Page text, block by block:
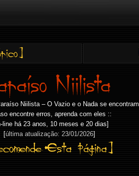
Niilista – O Vazio e o Nada se encontram
encontre erros, aprenda com eles ::
line há 23 anos, 10 meses e 20 dias]
[última atualização: 23/01/2026]